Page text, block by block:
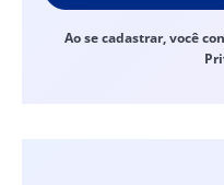
Ao se cadastrar, você